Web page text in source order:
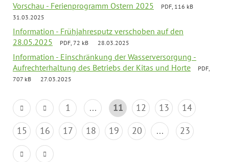
Vorschau - Ferienprogramm Ostern 2025
PDF, 116 kB
31.03.2025
Information - Frühjahresputz verschoben auf den
28.05.2025
PDF, 72 kB 28.03.2025
Information - Einschränkung der Wasserversorgung -
Aufrechterhaltung des Betriebs der Kitas und Horte
PDF,
707 kB
27.03.2025
1 ... 11 12 13
14
15
16 17 18 19 20 ... 23